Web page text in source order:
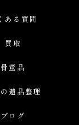
ある質問
買取
骨董品
遺品整理
ブログ